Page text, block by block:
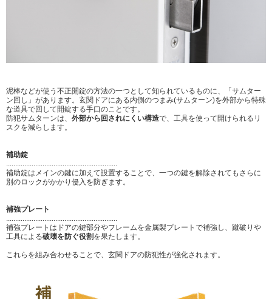
泥棒などが使う不正開錠の方法の一つとして知られているものに、「サムター
ン回し」があります。 玄関ドアにある内側のつまみ(サムターン)を外部から特殊
な道具で回して開錠する手口のことです。
防犯サムターンは、 外部から回されにくい構造で、工具を使って開けられるリ
スクを減らします。
補助錠
補助錠はメインの鍵に加えて設置することで、一つの鍵を解除されてもさらに
別のロックがかかり侵入を防ぎます。
補強プレート
補強プレートはドアの鍵部分やフレームを金属製プレートで補強し、蹴破りや
工具による破壊を防ぐ役割 を果たします。
これらを組み合わせることで、玄関ドアの防犯性が強化されます。